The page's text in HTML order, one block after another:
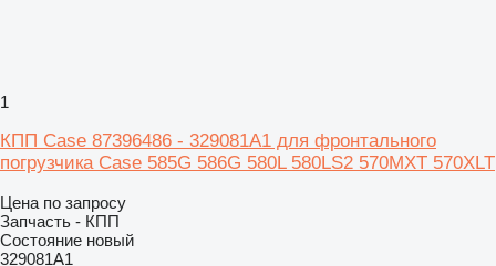
1
КПП Case 87396486 - 329081A1 для фронтального
погрузчика Case 585G 586G 580L 580LS2 570MXT 570XLT
Цена по запросу
Запчасть - КПП
Состояние новый
329081A1